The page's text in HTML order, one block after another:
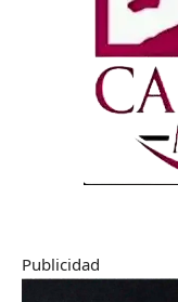
Publicidad